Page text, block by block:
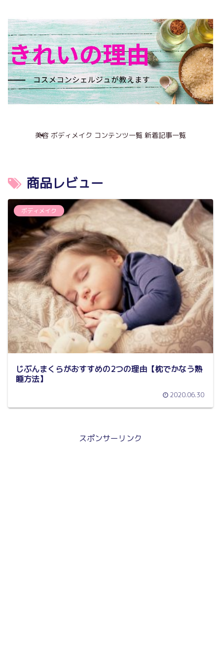
美容 ボディメイク コンテンツ一覧 新着記事一覧
商品レビュー
ボディメイク
じぶんまくらがおすすめの2つの理由【枕でかなう熟
睡方法】
2020.06.30
スポンサーリンク